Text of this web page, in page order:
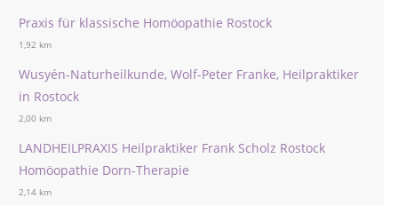
Praxis für klassische Homöopathie Rostock
1,92 km
Wusyén-Naturheilkunde, Wolf-Peter Franke, Heilpraktiker
in Rostock
2,00 km
LANDHEILPRAXIS Heilpraktiker Frank Scholz Rostock
Homöopathie Dorn-Therapie
2,14 km